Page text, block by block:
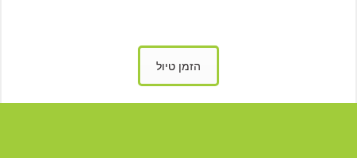
הזמן טיול